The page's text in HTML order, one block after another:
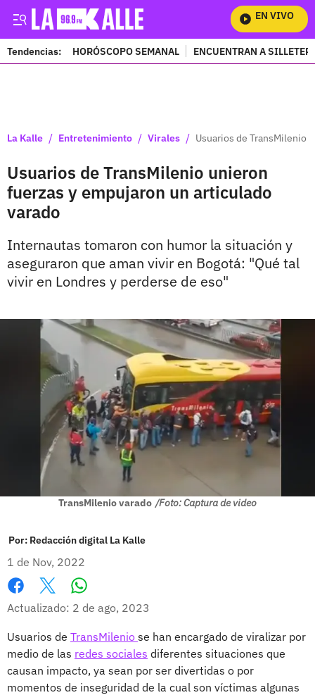
EN VIVO
Tendencias: HORÓSCOPO SEMANAL ENCUENTRAN A
La Kalle / Entretenimiento / Virales / Usuarios de TransMilenio
Usuarios de TransMilenio unieron
fuerzas y empujaron un articulado
varado
Internautas tomaron con humor la situación y
aseguraron que aman vivir en Bogotá: "Qué tal
vivir en Londres y perderse de eso"
TransMilenio varado /Foto: Captura de video
Por: Redacción digital La Kalle
1 de Nov, 2022
Facebook
X
Actualizado: 2 de ago, 2023
Usuarios de TransMilenio se han encargado de viralizar por
medio de las redes sociales diferentes situaciones que
causan impacto, ya sean por ser divertidas o por
momentos de inseguridad de la cual son víctimas algunas